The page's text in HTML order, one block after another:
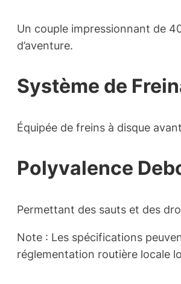
Un couple impressionnant de
d’aventure.
Système de
Équipée de freins à disque
Polyvalence
Permettant des sauts et des
Note : Les spécifications
réglementation routière locale